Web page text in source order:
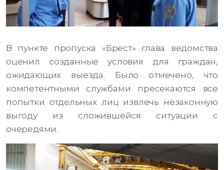
В пункте пропуска «Брест» глава ведомства
оценил созданные условия для граждан,
ожидающих выезда. Было отмечено, что
компетентными службами пресекаются все
попытки отдельных лиц извлечь незаконную
выгоду из сложившейся ситуации с
очередями.